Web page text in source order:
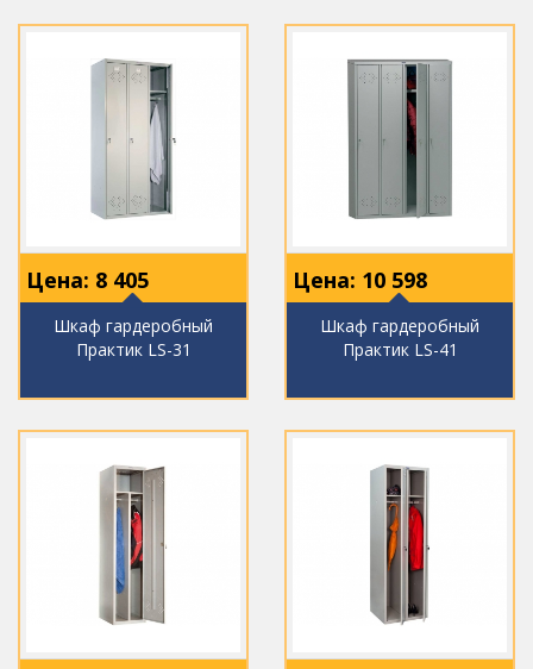
Цена: 8 405
Шкаф гардеробный
Практик LS-31
Цена: 10 598
Шкаф гардеробный
Практик LS-41